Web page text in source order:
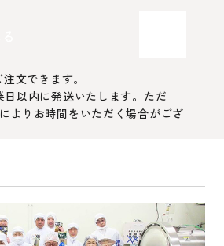
文できます。
以内に発送いたします。ただ
よりお時間をいただく場合がござ